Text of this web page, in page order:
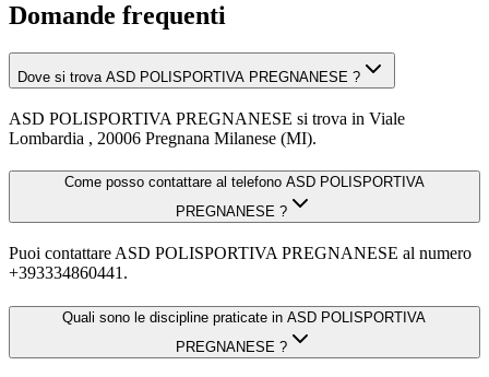
Domande frequenti
Dove si trova ASD POLISPORTIVA PREGNANESE ?
ASD POLISPORTIVA PREGNANESE si trova in Viale
Lombardia , 20006 Pregnana Milanese (MI).
Come posso contattare al telefono ASD POLISPORTIVA
PREGNANESE ?
Puoi contattare ASD POLISPORTIVA PREGNANESE al numero
+393334860441.
Quali sono le discipline praticate in ASD POLISPORTIVA
PREGNANESE ?